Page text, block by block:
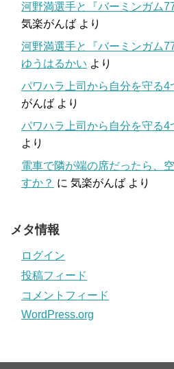
河野満選手と『バーミンガム
気楽がんば より
河野満選手と『バーミンガム
ゆうはるかい より
パワハラ上司から自分を守る4
がんば より
パワハラ上司から自分を守る4
より
電車で隣が端の席だったら、
すか？ に 気楽がんば より
メタ情報
ログイン
投稿フィード
コメントフィード
WordPress.org